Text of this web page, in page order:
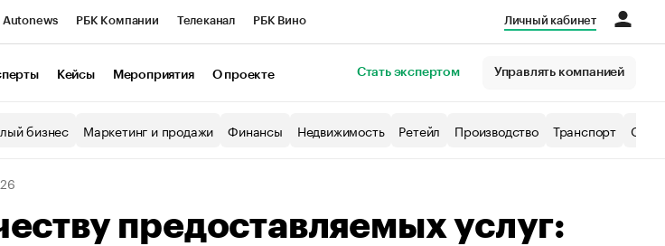
Autonews РБК Компании Телеканал РБК Вино
Экономика Бизнес
Личный кабинет
Кейсы Мероприятия О проекте Стать экспертом Управлять компанией
бизнес Маркетинг и продажи Финансы Недвижимость Ретейл Производство Транспорт
предоставляемых услуг: